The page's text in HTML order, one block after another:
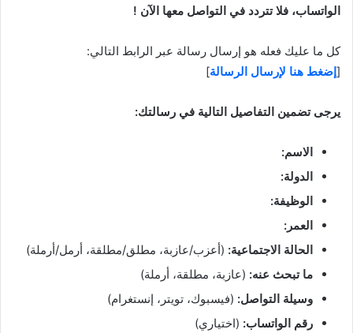
الواتساب، فلا تتردد في التواصل معها الآن !
كل ما عليك فعله هو إرسال رسالة عبر الرابط التالي:
[إضغط هنا لإرسال الرسالة]
يرجى تضمين التفاصيل التالية في رسالتك:
الاسم:
الدولة:
الوظيفة:
العمر:
الحالة الاجتماعية: (أعزب/عازبة، مطلق/مطلقة، أرمل/أرملة)
ما تبحث عنه: (عازبة، مطلقة، أرملة)
وسيلة التواصل: (فيسبوك، تويتر، إنستغرام)
رقم الواتساب: (اختياري)